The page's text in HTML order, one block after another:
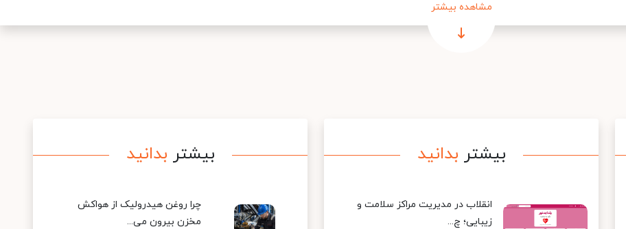
مشاهده بیشتر
بیشتر بدانید
انقلاب در مدیریت مراکز سلامت و
زیبایی؛ چ...
بیشتر بدانید
چرا روغن هیدرولیک از هواکش
مخزن بیرون می...